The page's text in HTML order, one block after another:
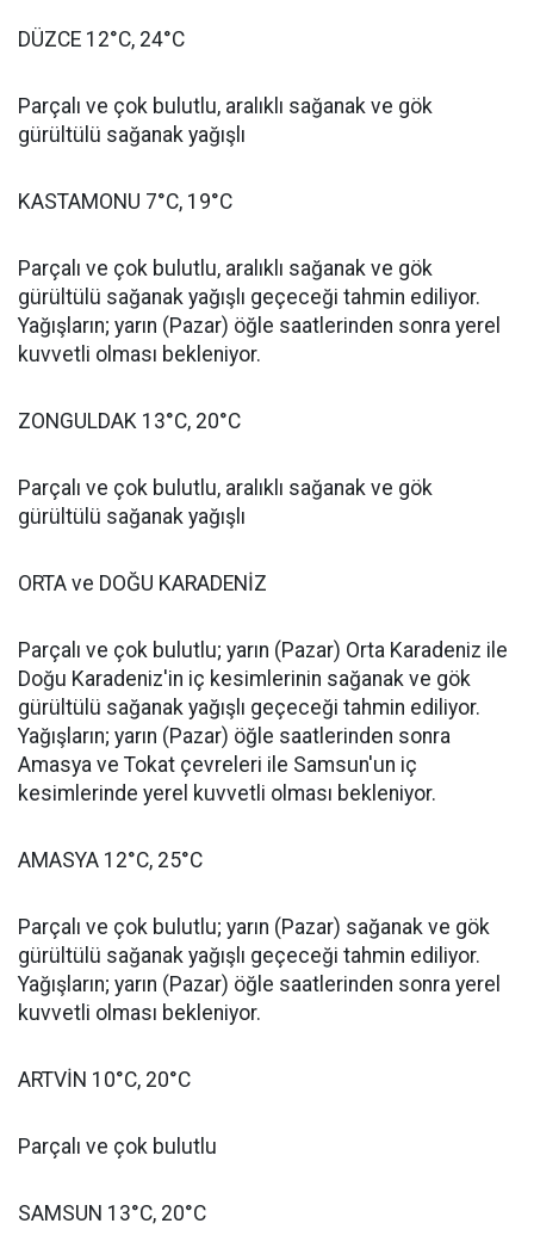
DÜZCE 12°C, 24°C
Parçalı ve çok bulutlu, aralıklı sağanak ve gök
gürültülü sağanak yağışlı
KASTAMONU 7°C, 19°C
Parçalı ve çok bulutlu, aralıklı sağanak ve gök
gürültülü sağanak yağışlı geçeceği tahmin ediliyor.
Yağışların; yarın (Pazar) öğle saatlerinden sonra yerel
kuvvetli olması bekleniyor.
ZONGULDAK 13°C, 20°C
Parçalı ve çok bulutlu, aralıklı sağanak ve gök
gürültülü sağanak yağışlı
ORTA ve DOĞU KARADENİZ
Parçalı ve çok bulutlu; yarın (Pazar) Orta Karadeniz ile
Doğu Karadeniz'in iç kesimlerinin sağanak ve gök
gürültülü sağanak yağışlı geçeceği tahmin ediliyor.
Yağışların; yarın (Pazar) öğle saatlerinden sonra
Amasya ve Tokat çevreleri ile Samsun'un iç
kesimlerinde yerel kuvvetli olması bekleniyor.
AMASYA 12°C, 25°C
Parçalı ve çok bulutlu; yarın (Pazar) sağanak ve gök
gürültülü sağanak yağışlı geçeceği tahmin ediliyor.
Yağışların; yarın (Pazar) öğle saatlerinden sonra yerel
kuvvetli olması bekleniyor.
ARTVİN 10°C, 20°C
Parçalı ve çok bulutlu
SAMSUN 13°C, 20°C